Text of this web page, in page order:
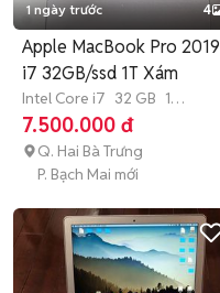
1 ngày trước 4
Apple MacBook Pro 2019
i7 32GB/ssd 1T Xám
Intel Core i7 32 GB 1
TB
SSD
7.500.000 đ
Q. Hai Bà Trưng
P. Bạch Mai mới